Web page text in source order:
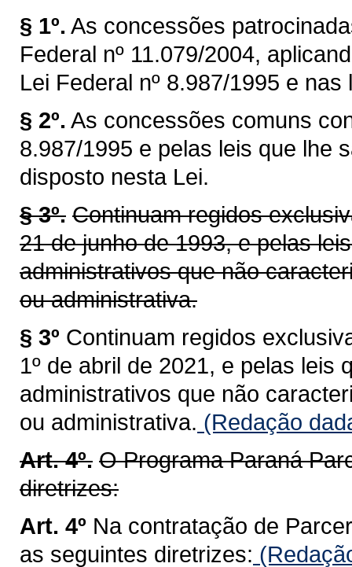
§ 1º. As concessões
Federal nº 11.079/2004,
Lei Federal nº 8.987/1995 e
§ 2º. As concessões comuns
8.987/1995 e pelas leis que lhe
disposto nesta Lei.
§ 3º. Continuam regidos
21 de junho de 1993, e pelas
administrativos que não
ou administrativa.
§ 3º Continuam regidos
1º de abril de 2021, e pelas leis
administrativos que não
ou administrativa. (Redação
Art. 4º. O Programa Paraná
diretrizes:
Art. 4º Na contratação de
as seguintes diretrizes: